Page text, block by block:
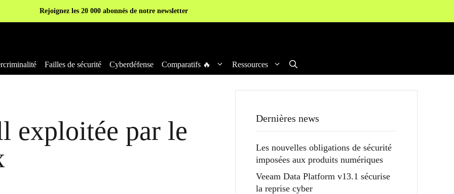
Rejoignez les 20 000 abonnés de notre newsletter
Failles de sécurité Cyberdéfense Comparatifs 🔥 Ressources
exploitée par le
Dernières news
Les nouvelles obligations de sécurité
imposées aux produits numériques
Veeam Data Platform v13.1 sécurise
la reprise cyber